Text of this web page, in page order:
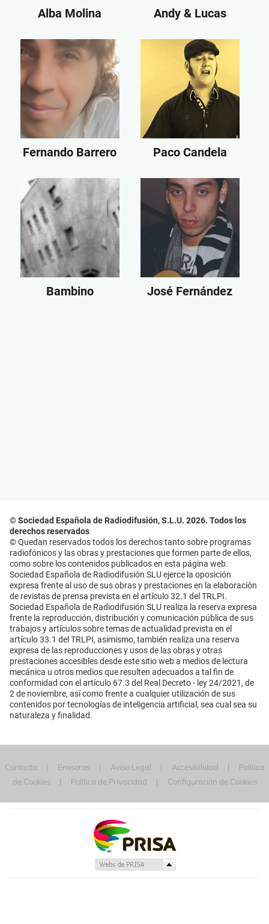
Alba Molina Andy & Lucas
Fernando Barrero Paco Candela
Bambino José Fernández
© Sociedad Española de Radiodifusión, S.L.U. 2026. Todos los
derechos reservados
© Quedan reservados todos los derechos tanto sobre programas
radiofónicos y las obras y prestaciones que formen parte de ellos,
como sobre los contenidos publicados en esta página web.
Sociedad Española de Radiodifusión SLU ejerce la oposición
expresa frente al uso de sus obras y prestaciones en la elaboración
de revistas de prensa prevista en el artículo 32.1 del TRLPI.
Sociedad Española de Radiodifusión SLU realiza la reserva expresa
frente la reproducción, distribución y comunicación pública de sus
trabajos y artículos sobre temas de actualidad prevista en el
artículo 33.1 del TRLPI, asimismo, también realiza una reserva
expresa de las reproducciones y usos de las obras y otras
prestaciones accesibles desde este sitio web a medios de lectura
mecánica u otros medios que resulten adecuados a tal fin de
conformidad con el artículo 67.3 del Real Decreto - ley 24/2021, de
2 de noviembre, así como frente a cualquier utilización de sus
contenidos por tecnologías de inteligencia artificial, sea cual sea su
naturaleza y finalidad.
Contacta Emisoras Aviso Legal Accesibilidad
Política
de Cookies
Política de Privacidad Configuración de Cookies